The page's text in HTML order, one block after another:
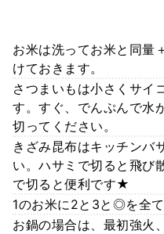
お米は洗ってお米と同量
けておきます。
さつまいもは小さくサイ
す。すぐ、でんぷんで水
切ってください。
きざみ昆布はキッチンバ
い。ハサミで切ると飛び
で切ると便利です★
1のお米に2と3と◎を全て
お鍋の場合は、最初強火